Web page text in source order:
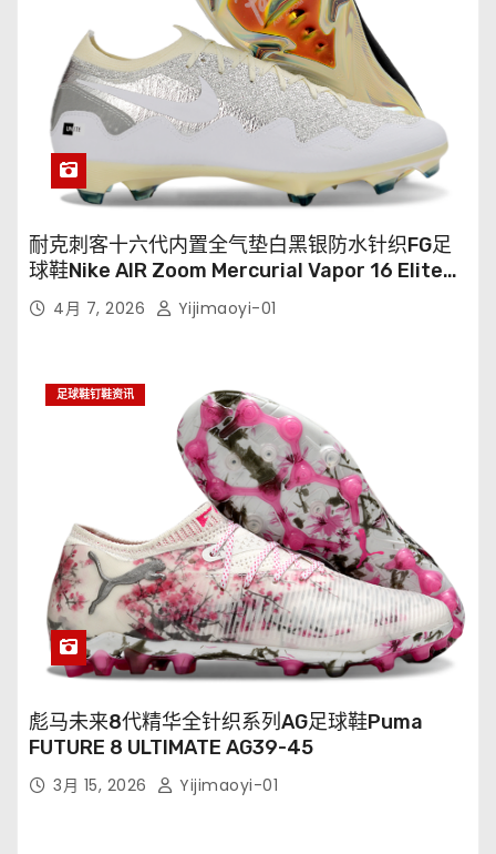
耐克刺客十六代内置全气垫白黑银防水针织FG足
球鞋Nike AIR Zoom Mercurial Vapor 16 Elite
XXV FG35-45
4月 7, 2026 Yijimaoyi-01
足球鞋钉鞋资讯
彪马未来8代精华全针织系列AG足球鞋Puma
FUTURE 8 ULTIMATE AG39-45
3月 15, 2026 Yijimaoyi-01